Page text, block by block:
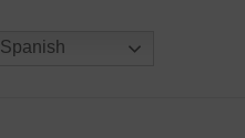
Spanish